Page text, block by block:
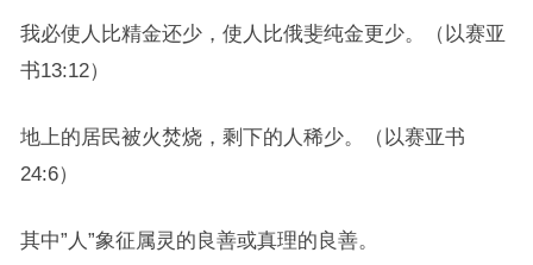
我必使人比精金还少，使人比俄斐纯金更少。（以赛亚
书13:12）
地上的居民被火焚烧，剩下的人稀少。（以赛亚书
24:6）
其中”人”象征属灵的良善或真理的良善。